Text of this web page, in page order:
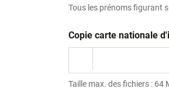
Tous les prénoms figurant
Copie carte nationale
Taille max. des fichiers : 64